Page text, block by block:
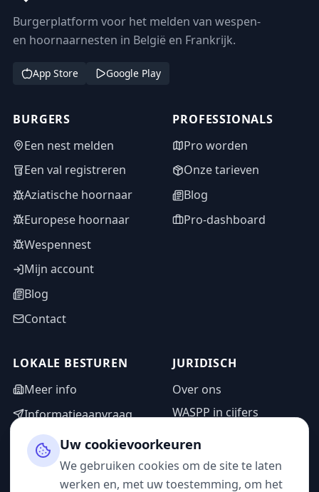
Burgerplatform voor het melden van wespen-
en hoornaarnesten in België en Frankrijk.
App Store Google Play
BURGERS
Een nest melden
Een val registreren
Aziatische hoornaar
Europese hoornaar
Wespennest
Mijn account
Blog
Contact
PROFESSIONALS
Pro worden
Onze tarieven
Blog
Pro-dashboard
LOKALE BESTUREN
Meer info
Informatieaanvraag
Adminzone
JURIDISCH
Over ons
WASPP in cijfers
Privacybeleid
Gebruiksvoorwaarden
Uw cookievoorkeuren
We gebruiken cookies om de site te laten
werken en, met uw toestemming, om het